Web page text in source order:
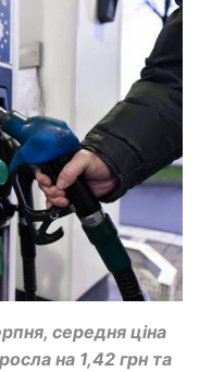
середня ціна
на 1,42 грн та